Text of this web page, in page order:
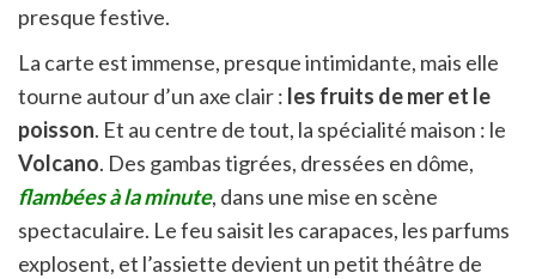
presque festive.
La carte est immense, presque intimidante, mais elle
tourne autour d’un axe clair : les fruits de mer et le
poisson. Et au centre de tout, la spécialité maison : le
Volcano. Des gambas tigrées, dressées en dôme,
flambées à la minute, dans une mise en scène
spectaculaire. Le feu saisit les carapaces, les parfums
explosent, et l’assiette devient un petit théâtre de